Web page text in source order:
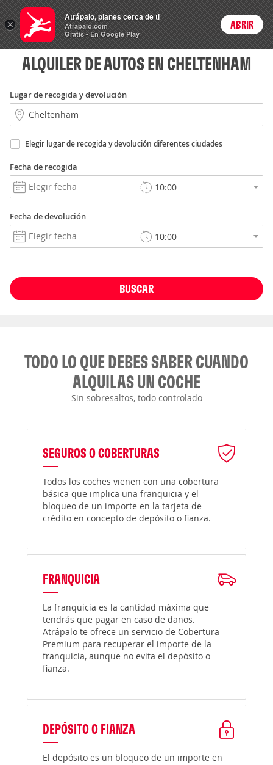
Rent
a Car Login
ALQUILER DE AUTOS EN CHELTENHAM
Lugar de recogida y devolución
Elegir lugar de recogida y devolución diferentes ciudades
Fecha de recogida
Fecha de devolución
BUSCAR
TODO LO QUE DEBES SABER CUANDO
ALQUILAS UN COCHE
Sin sobresaltos, todo controlado
SEGUROS O COBERTURAS
Todos los coches vienen con una cobertura
básica que implica una franquicia y el
bloqueo de un importe en la tarjeta de
crédito en concepto de depósito o fianza.
FRANQUICIA
La franquicia es la cantidad máxima que
tendrás que pagar en caso de daños.
Atrápalo te ofrece un servicio de Cobertura
Premium para recuperar el importe de la
franquicia, aunque no evita el depósito o
fianza.
DEPÓSITO O FIANZA
El depósito es un bloqueo de un importe en
×
Atrápalo, planes cerca de ti
Atrapalo.com
Gratis - En Google Play
ABRIR